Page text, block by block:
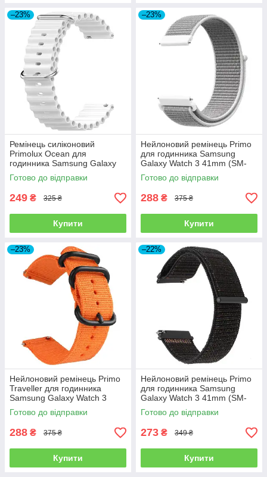
–23%
Ремінець силіконовий
Primolux Ocean для
годинника Samsung Galaxy
Watch 3 41mm SM-R850 -
White
Готово до відправки
249 ₴ 325 ₴
Купити
–23%
Нейлоновий ремінець Primo
для годинника Samsung
Galaxy Watch 3 41mm (SM-
R850) - White
Готово до відправки
288 ₴ 375 ₴
Купити
–23%
Нейлоновий ремінець Primo
Traveller для годинника
Samsung Galaxy Watch 3
41mm (SM-R850) - Orange
Готово до відправки
288 ₴ 375 ₴
Купити
–22%
Нейлоновий ремінець Primo
для годинника Samsung
Galaxy Watch 3 41mm (SM-
R850) - Black
Готово до відправки
273 ₴ 349 ₴
Купити